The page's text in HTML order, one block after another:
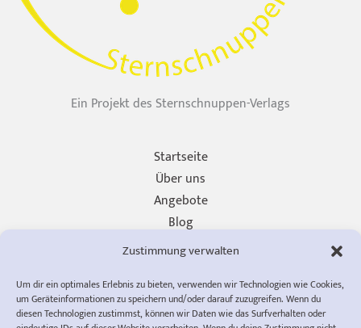
Zustimmung verwalten
Um dir ein optimales Erlebnis zu bieten, verwenden wir Technologien wie Cookies,
um Geräteinformationen zu speichern und/oder darauf zuzugreifen. Wenn du
diesen Technologien zustimmst, können wir Daten wie das Surfverhalten oder
Ein Projekt des Sternschnuppen-Verlags
Startseite
Über uns
Angebote
Blog
Unterstützen
Impressum
Datenschutzerklärung